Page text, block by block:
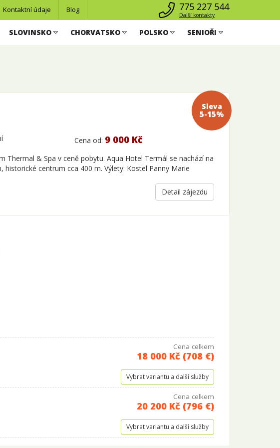
Kontaktní údaje Blog 775 227 544
Další kontakty
SLOVINSKO CHORVATSKO POLSKO SENIOŘI
Sleva 5-
15%
Cena od: 9 000 Kč
Thermal & Spa v ceně pobytu. Aqua Hotel Termál se nachází na
centrum cca 400 m. Výlety: Kostel Panny Marie
Detail zájezdu
Cena celkem
18 000 Kč (708 €)
Vybrat variantu a další služby
Cena celkem
20 200 Kč (796 €)
Vybrat variantu a další služby